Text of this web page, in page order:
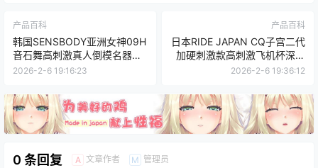
产品百科
韩国SENSBODY亚洲女神09H
音石舞高刺激真人倒模名器测
评报告
2026-2-6 19:16:23
产品百科
日本RIDE JAPAN CQ子宫二代
加硬刺激款高刺激飞机杯深度
测评报告
2026-2-6 19:36:12
0 条回复 A 文章作者 M 管理员